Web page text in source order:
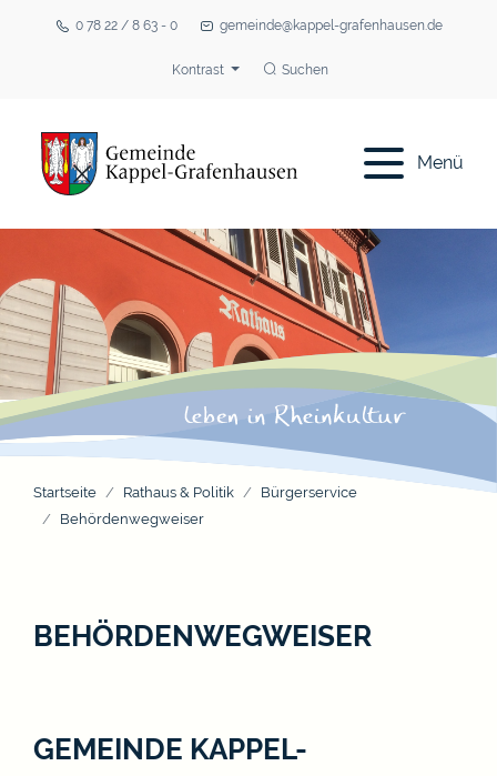
0 78 22 / 8 63 - 0 gemeinde@kappel-grafenhausen.de
Kontrast Suchen
Menü
Startseite Rathaus & Politik
Bürgerservice
Behördenwegweiser
BEHÖRDENWEGWEISER
GEMEINDE KAPPEL-